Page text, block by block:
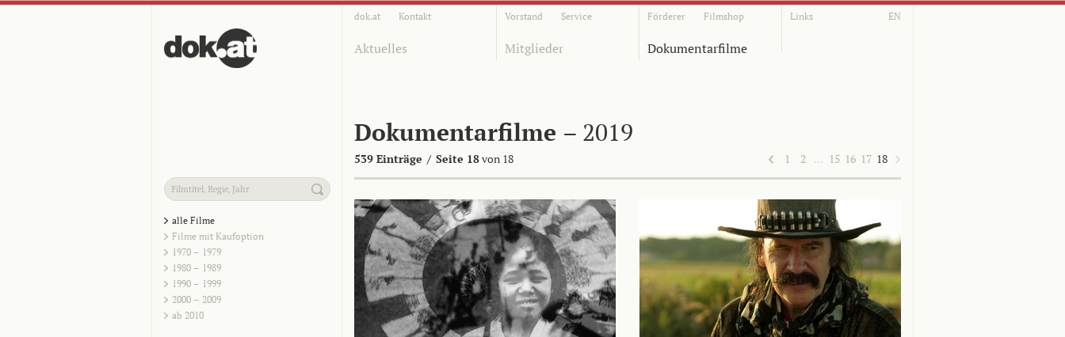
dok.at Kontakt Vorstand Service Förderer Filmshop Links EN
Aktuelles Mitglieder Dokumentarfilme
Dokumentarfilme – 2019
539 Einträge / Seite 18von 18 1 2 … 15 16 17 18
alle Filme
Filme mit Kaufoption
1970 – 1979
1980 – 1989
1990 – 1999
2000 – 2009
ab 2010